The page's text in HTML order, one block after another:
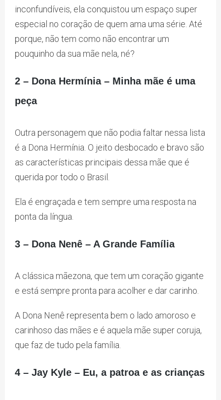
inconfundíveis, ela conquistou um espaço super
especial no coração de quem ama uma série. Até
porque, não tem como não encontrar um
pouquinho da sua mãe nela, né?
2 – Dona Hermínia – Minha mãe é uma
peça
Outra personagem que não podia faltar nessa lista
é a Dona Hermínia. O jeito desbocado e bravo são
as características principais dessa mãe que é
querida por todo o Brasil.
Ela é engraçada e tem sempre uma resposta na
ponta da língua.
3 – Dona Nenê – A Grande Família
A clássica mãezona, que tem um coração gigante
e está sempre pronta para acolher e dar carinho.
A Dona Nenê representa bem o lado amoroso e
carinhoso das mães e é aquela mãe super coruja,
que faz de tudo pela família.
4 – Jay Kyle – Eu, a patroa e as crianças